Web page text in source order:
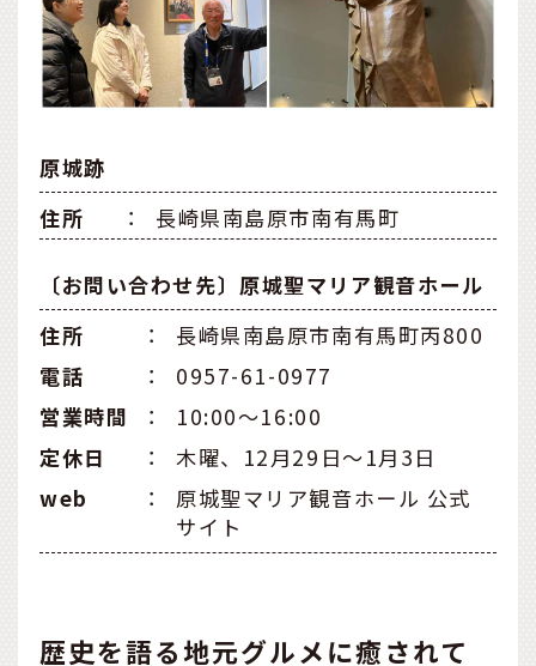
原城跡
住所
： 長崎県南島原市南有馬町
〔お問い合わせ先〕原城聖マリア観音ホール
住所
：
長崎県南島原市南有馬町丙800
電話
：
0957-61-0977
営業時間
：
10:00〜16:00
定休日
：
木曜、12月29日〜1月3日
web
：
原城聖マリア観音ホール 公式
サイト
歴史を語る地元グルメに癒されて